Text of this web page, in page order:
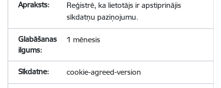
Reģistrē, ka lietotājs ir apstiprinājis
sīkdatņu paziņojumu.
1 mēnesis
cookie-agreed-version